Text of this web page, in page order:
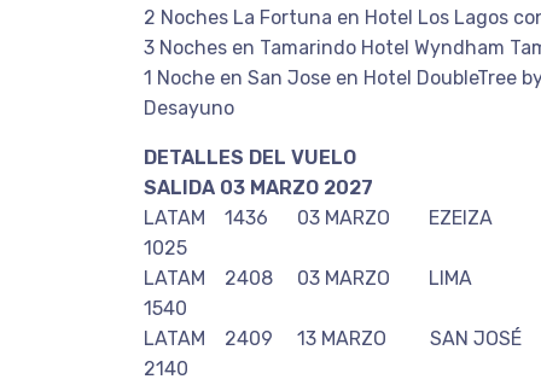
2 Noches La Fortuna en Hotel Los Lagos
3 Noches en Tamarindo Hotel Wyndham
1 Noche en San Jose en Hotel DoubleTree
Desayuno
DETALLES DEL VUELO
SALIDA 03 MARZO 2027
LATAM 1436 03 MARZO
1025
LATAM 2408 03 MARZO LIMA
1540
LATAM 2409 13 MARZO SAN
2140